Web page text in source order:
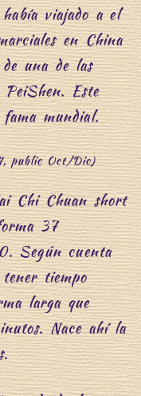
viajado a el
en China
una de las
Este
mundial.
public Oct/Dic)
Chi Chuan short
37
Según cuenta
tiempo
larga que
Nace ahí la